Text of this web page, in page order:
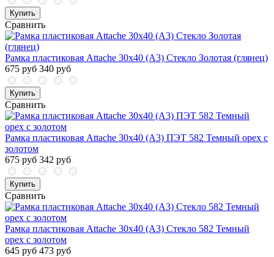
Купить
Сравнить
Рамка пластиковая Attache 30х40 (А3) Стекло Золотая (глянец)
675 руб 340 руб
Купить
Сравнить
Рамка пластиковая Attache 30х40 (А3) ПЭТ 582 Темный орех с
золотом
675 руб 342 руб
Купить
Сравнить
Рамка пластиковая Attache 30х40 (А3) Стекло 582 Темный
орех с золотом
645 руб 473 руб